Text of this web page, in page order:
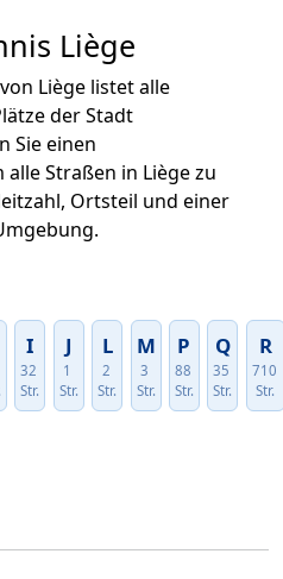
Liège
Liège listet alle
der Stadt
Sie einen
Straßen in Liège zu
Ortsteil und einer
I
32
Str.
J
1
Str.
L
2
Str.
M
3
Str.
P
88
Str.
Q
35
Str.
R
710
Str.